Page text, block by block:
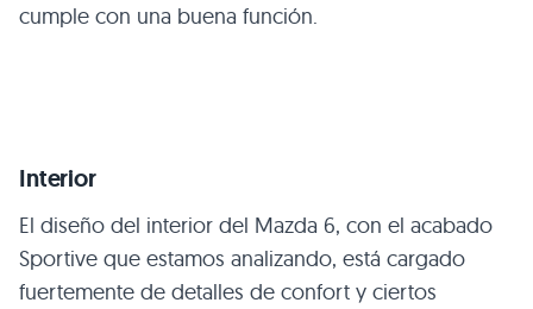
cumple con una buena función.
Interior
El diseño del interior del Mazda 6, con el acabado
Sportive que estamos analizando, está cargado
fuertemente de detalles de confort y ciertos